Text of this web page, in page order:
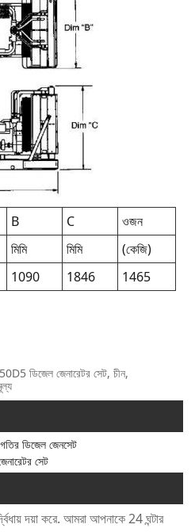
B C
ওজন
মিমি মিমি
(কেজি)
1090 1846 1465
ডিজেল জেনারেটর সেট, চীন,
গতির ডিজেল জেনসেট
সেট
দয়া করে. আমরা আপনাকে 24 ঘন্টার